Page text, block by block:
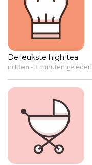
De leukste high tea
in Eten - 3 minuten geleden